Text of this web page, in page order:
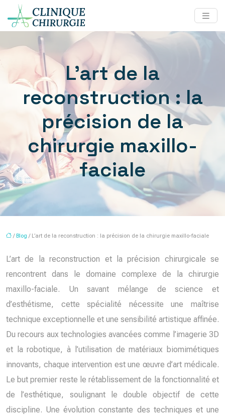
L’art de la
reconstruction : la
précision de la
chirurgie maxillo-
faciale
/ Blog / L’art de la reconstruction : la précision de la chirurgie maxillo-faciale
L’art de la reconstruction et la précision chirurgicale se
rencontrent dans le domaine complexe de la chirurgie
maxillo-faciale. Un savant mélange de science et
d’esthétisme, cette spécialité nécessite une maîtrise
technique exceptionnelle et une sensibilité artistique affinée.
Du recours aux technologies avancées comme l’imagerie 3D
et la robotique, à l’utilisation de matériaux biomimétiques
innovants, chaque intervention est une œuvre d’art médicale.
Le but premier reste le rétablissement de la fonctionnalité et
de l’esthétique, soulignant le double objectif de cette
discipline. Une évolution constante des techniques et une